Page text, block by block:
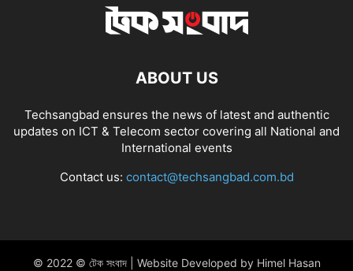
ABOUT US
Techsangbad ensures the news of latest and authentic
updates on ICT & Telecom sector covering all National and
International events
Contact us: contact@techsangbad.com.bd
© 2022 © টেক সংবাদ | Website Developed by Himel Hasan